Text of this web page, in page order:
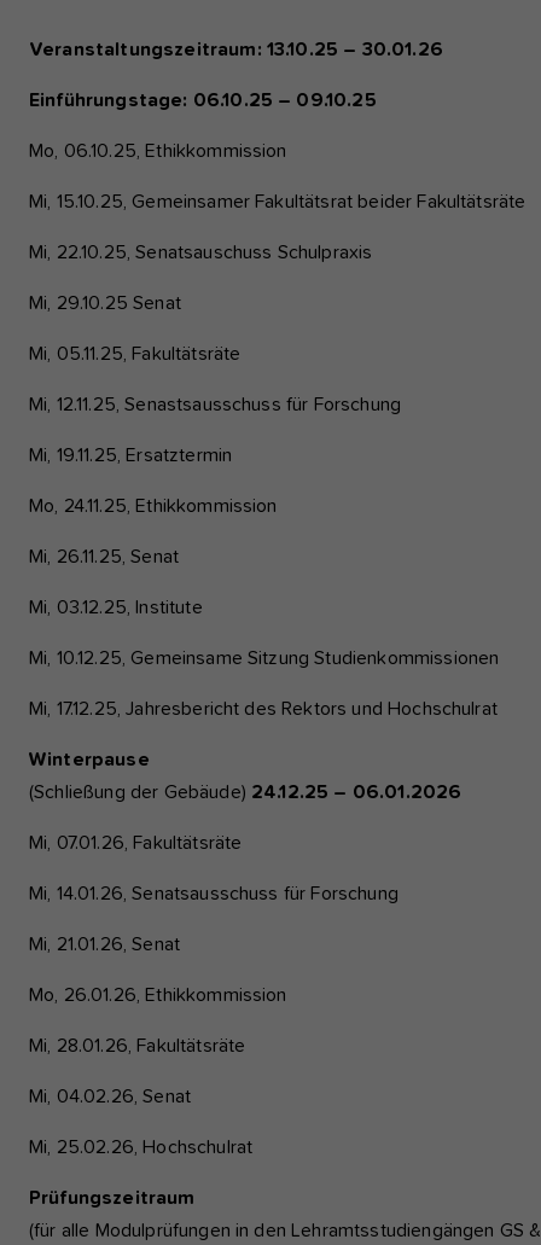
Veranstaltungszeitraum: 13.10.25 – 30.01.26
Einführungstage: 06.10.25 – 09.10.25
Mo, 06.10.25, Ethikkommission
Mi, 15.10.25, Gemeinsamer Fakultätsrat beider Fakultätsräte
Mi, 22.10.25, Senatsauschuss Schulpraxis
Mi, 29.10.25 Senat
Mi, 05.11.25, Fakultätsräte
Mi, 12.11.25, Senastsausschuss für Forschung
Mi, 19.11.25, Ersatztermin
Mo, 24.11.25, Ethikkommission
Mi, 26.11.25, Senat
Mi, 03.12.25, Institute
Mi, 10.12.25, Gemeinsame Sitzung Studienkommissionen
Mi, 17.12.25, Jahresbericht des Rektors und Hochschulrat
Winterpause
(Schließung der Gebäude) 24.12.25 – 06.01.2026
Mi, 07.01.26, Fakultätsräte
Mi, 14.01.26, Senatsausschuss für Forschung
Mi, 21.01.26, Senat
Mo, 26.01.26, Ethikkommission
Mi, 28.01.26, Fakultätsräte
Mi, 04.02.26, Senat
Mi, 25.02.26, Hochschulrat
Prüfungszeitraum
(für alle Modulprüfungen in den Lehramtsstudiengängen GS &
Analyse und Performance
zugehörige Cookies. Es hilft uns die
Zweck
zusätzliche Informationen anzubieten, wie